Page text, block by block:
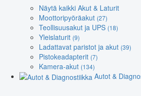
Näytä kaikki Akut & Laturit
Moottoripyöräakut (27)
Teollisuusakut ja UPS (18)
Yleislaturit (9)
Ladattavat paristot ja akut (39)
Pistokeadapterit (7)
Kamera-akut (134)
Autot &